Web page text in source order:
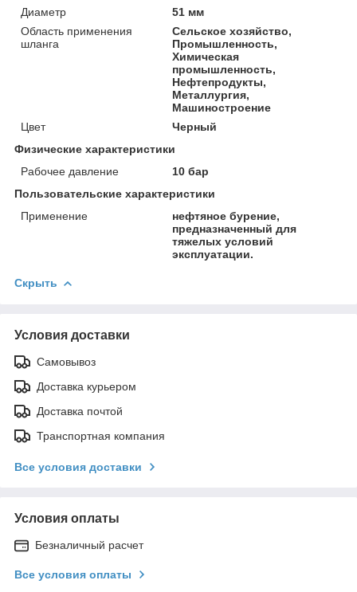
Диаметр
51 мм
Область применения
шланга
Сельское хозяйство,
Промышленность,
Химическая
промышленность,
Нефтепродукты,
Металлургия,
Машиностроение
Цвет
Черный
Физические характеристики
Рабочее давление
10 бар
Пользовательские характеристики
Применение
нефтяное бурение,
предназначенный для
тяжелых условий
эксплуатации.
Скрыть
Условия доставки
Самовывоз
Доставка курьером
Доставка почтой
Транспортная компания
Все условия доставки
Условия оплаты
Безналичный расчет
Все условия оплаты